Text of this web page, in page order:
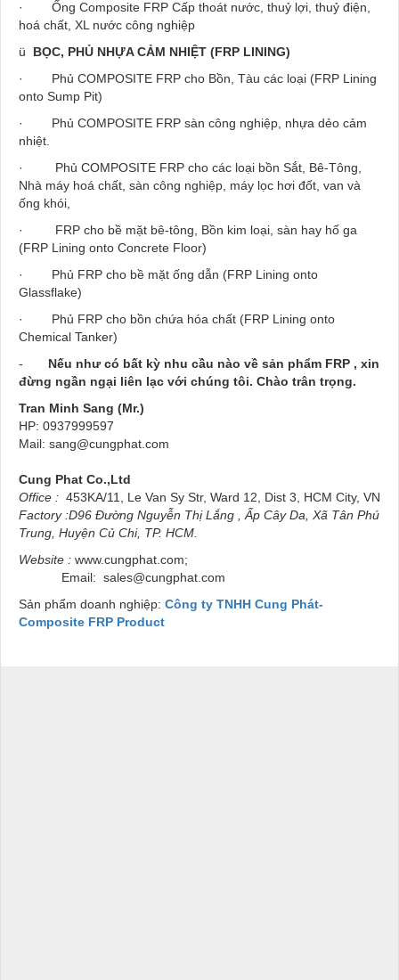
· Ống Composite FRP Cấp thoát nước, thuỷ lợi, thuỷ điện,
hoá chất, XL nước công nghiệp
ü
BỌC, PHỦ NHỰA CẢM NHIỆT (FRP LINING)
·
Phủ COMPOSITE FRP cho Bồn, Tàu các loại (FRP Lining
onto Sump Pit)
·
Phủ COMPOSITE FRP sàn công nghiệp, nhựa dẻo cảm
nhiệt.
·
Phủ COMPOSITE FRP cho các loại bồn Sắt, Bê-Tông,
Nhà máy hoá chất, sàn công nghiệp, máy lọc hơi đốt, van và
ống khói,
·
FRP cho bề mặt bê-tông, Bồn kim loại, sàn hay hố ga
(FRP Lining onto Concrete Floor)
·
Phủ FRP cho bề mặt ống dẫn (FRP Lining onto
Glassflake)
·
Phủ FRP cho bồn chứa hóa chất (FRP Lining onto
Chemical Tanker)
-
Nếu như có bất kỳ nhu cầu nào về sản phẩm FRP , xin
đừng ngần ngại liên lạc với chúng tôi. Chào trân trọng.
Tran Minh Sang (Mr.)
HP: 0937999597
Mail: sang@cungphat.com
Cung Phat Co.,Ltd
Office : 453KA/11, Le Van Sy Str, Ward 12, Dist 3, HCM City, VN
Factory :D96 Đường Nguyễn Thị Lắng , Ấp Cây Da, Xã Tân Phú
Trung, Huyện Củ Chi, TP. HCM.
Website : www.cungphat.com;
Email: sales@cungphat.com
Sản phẩm doanh nghiệp: Công ty TNHH Cung Phát-
Composite FRP Product